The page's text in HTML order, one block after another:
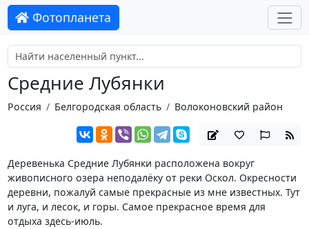
Фотопланета
Средние Лубянки
Россия Белгородская область Волоконовский район
Деревенька Средние Лубянки расположена вокруг
живописного озера неподалёку от реки Оскол. Окресности
деревни, пожалуй самые прекрасные из мне известных. Тут
и луга, и лесок, и горы. Самое прекрасное время для
отдыха здесь-июль.